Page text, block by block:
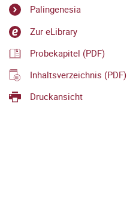
Palingenesia
Zur eLibrary
Probekapitel (PDF)
Inhaltsverzeichnis (PDF)
Druckansicht